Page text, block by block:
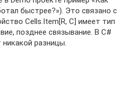
быстрее?»). Это связано с
Cells.Item[R, C] имеет тип
позднее связывание. В C#
разницы.